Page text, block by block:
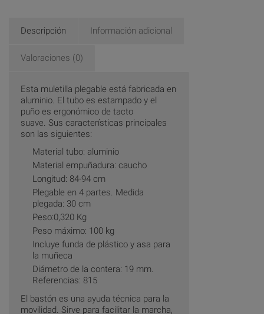
Descripción Información adicional
Valoraciones (0)
Esta muletilla plegable está fabricada en
aluminio. El tubo es estampado y el
puño es ergonómico de tacto
suave. Sus características principales
son las siguientes:
Material tubo: aluminio
Material empuñadura: caucho
Longitud: 84-94 cm
Plegable en 4 partes. Medida
plegada: 30 cm
Peso:0,320 Kg
Peso máximo: 100 kg
Incluye funda de plástico y asa para
la muñeca
Diámetro de la contera: 19 mm.
Referencias: 815
El bastón es una ayuda técnica para la
movilidad. Sirve para facilitar la marcha,